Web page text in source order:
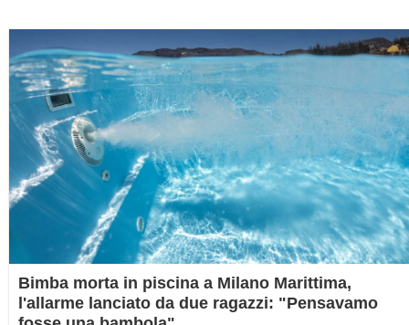
Bimba morta in piscina a Milano Marittima,
l'allarme lanciato da due ragazzi: "Pensavamo